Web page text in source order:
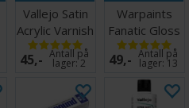
Vallejo Satin
Acrylic Varnish
45,- Antall på
lager:2
Warpaints
Fanatic Gloss
Varnish
49,- Antall på
lager: 13